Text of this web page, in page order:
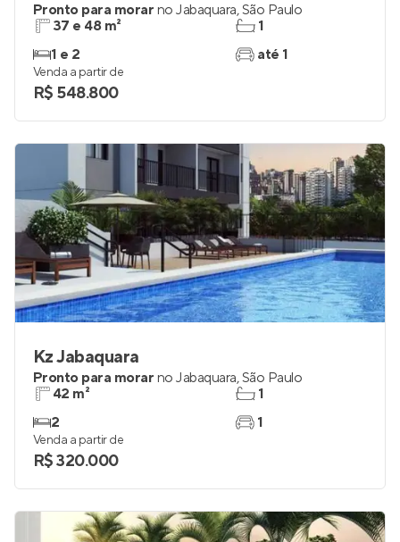
Pronto para morar no Jabaquara,São Paulo
37 e 48 m²
1 e 2
1
até 1
Venda a partir de
R$ 548.800
Kz Jabaquara
Pronto para morar no Jabaquara,São Paulo
42 m²
2
1
1
Venda a partir de
R$ 320.000